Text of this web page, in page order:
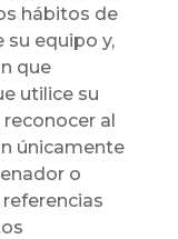
hábitos de
su equipo y,
que
utilice su
al
únicamente
o